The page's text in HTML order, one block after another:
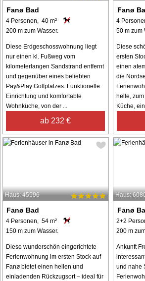
Fanø Bad
4 Personen, 40 m²
200 m zum Wasser.
Diese Erdgeschosswohnung liegt
nur einen kl. Fußweg vom
kilometerlangen Sandstrand entfernt
und gegenüber eines beliebten
Pay&Play Golfplatzes. Funktionelle
Einrichtung und komfortable
Wohnküche, von der ...
ab 232 €
Fanø
4
50 m zum
Diese
ersten
einen
die
helle,
Küche,
Haus: 45596
Fanø Bad
4 Personen, 54 m²
150 m zum Wasser.
Diese wunderschön eingerichtete
Ferienwohnung im ersten Stock auf
Fanø bietet einen hellen und
einladenden Rückzugsort – ideal für
Haus:
Fanø
2+2
200 m
Ankunft
und nahe